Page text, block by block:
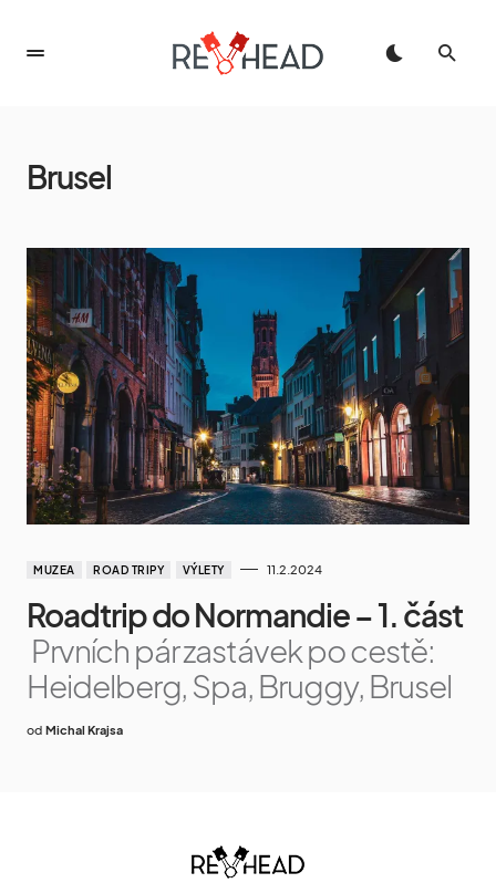
Brusel
MUZEA ROAD TRIPY VÝLETY 11.2.2024
Roadtrip do Normandie – 1. část
Prvních pár zastávek po cestě:
Heidelberg, Spa, Bruggy, Brusel
od Michal Krajsa